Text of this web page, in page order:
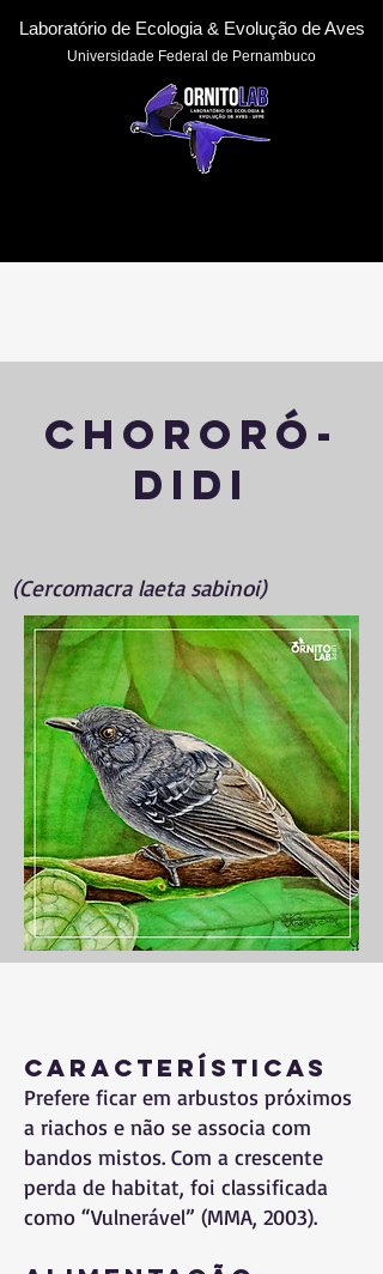
Laboratório de Ecologia & Evolução de Aves
Universidade Federal de Pernambuco
chororó-
didi
(Cercomacra laeta sabinoi)
Características
Prefere ficar em arbustos próximos
a riachos e não se associa com
bandos mistos. Com a crescente
perda de habitat, foi classificada
como “Vulnerável” (MMA, 2003).